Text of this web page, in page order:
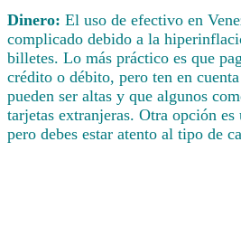
Dinero: El uso de efectivo en
complicado debido a la
billetes. Lo más práctico es que
crédito o débito, pero ten en
pueden ser altas y que algunos
tarjetas extranjeras. Otra opción es
pero debes estar atento al tipo de